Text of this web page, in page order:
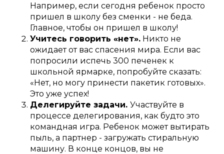
Например, если сегодня ребенок просто
пришел в школу без сменки - не беда.
Главное, чтобы он пришел в школу!
Учитесь говорить «нет». Никто не
ожидает от вас спасения мира. Если вас
попросили испечь 300 печенек к
школьной ярмарке, попробуйте сказать:
«Нет, но могу принести пакетик готовых».
Это уже успех!
Делегируйте задачи. Участвуйте в
процессе делегирования, как будто это
командная игра. Ребенок может вытирать
пыль, а партнер - загружать стиральную
машину. В конце концов, вы не